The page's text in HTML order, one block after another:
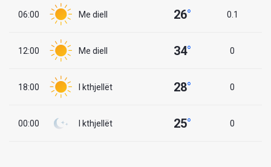
06:00 Me diell 26° 0.1
12:00 Me diell 34° 0
18:00 I kthjellët 28° 0
00:00 I kthjellët 25° 0